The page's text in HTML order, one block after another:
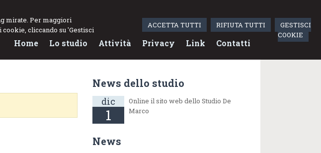
mirate. Per maggiori
cliccando su 'Gestisci
ACCETTA TUTTI RIFIUTA TUTTI
GESTISCI
COOKIE
Home Lo studio Attività Privacy Link Contatti
News dello studio
dic
1
Online il sito web dello Studio De
Marco
News